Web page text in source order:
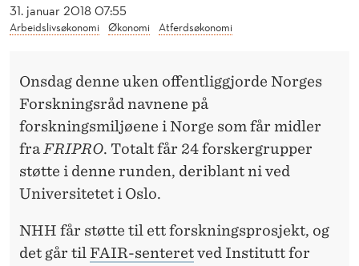
L
N
31. januar 2018 07:55
Arbeidslivsøkonomi Økonomi Atferdsøkonomi
Onsdag denne uken offentliggjorde Norges
Forskningsråd navnene på
forskningsmiljøene i Norge som får midler
fraFRIPRO. Totalt får 24 forskergrupper
støtte i denne runden, deriblant ni ved
Universitetet i Oslo.
NHH får støtte til ett forskningsprosjekt, og
det går tilFAIR-senteretved Institutt for